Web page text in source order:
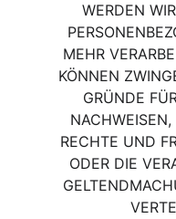
WERDEN
MEHR
KÖNNEN
GRÜNDE
NACHWEISEN,
RECHTE UND
ODER DIE